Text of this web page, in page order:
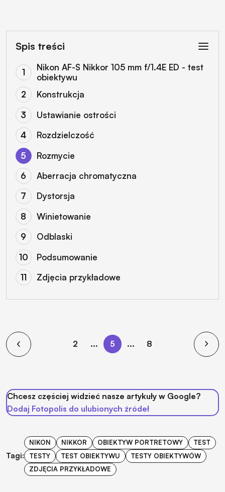
Spis treści
Nikon AF-S Nikkor 105 mm f/1.4E ED - test
obiektywu
Konstrukcja
Ustawianie ostrości
Rozdzielczość
Rozmycie
Aberracja chromatyczna
Dystorsja
Winietowanie
Odblaski
Podsumowanie
Zdjęcia przykładowe
2 ... 5 ... 8
Chcesz częściej widzieć nasze artykuły w Google?
Dodaj Fotopolis do ulubionych źródeł
Tagi:
NIKON NIKKOR OBIEKTYW PORTRETOWY
TEST
TESTY
TEST OBIEKTYWU
TESTY OBIEKTYWÓW
ZDJĘCIA PRZYKŁADOWE